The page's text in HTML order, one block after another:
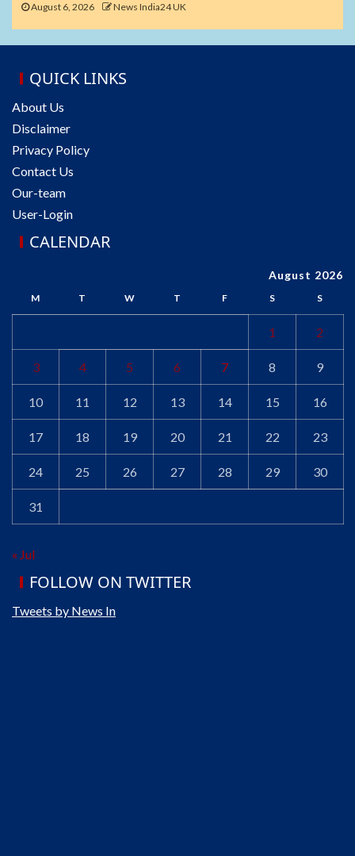
August 6, 2026 News India24 UK
QUICK LINKS
About Us
Disclaimer
Privacy Policy
Contact Us
Our-team
User-Login
CALENDAR
August 2026
M T W T F S S
1 2
3 4 5 6 7 8 9
10 11 12 13 14 15 16
17 18 19 20 21 22 23
24 25 26 27 28 29 30
31
« Jul
FOLLOW ON TWITTER
Tweets by News In